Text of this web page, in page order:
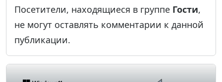
Посетители, находящиеся в группе Гости,
не могут оставлять комментарии к данной
публикации.